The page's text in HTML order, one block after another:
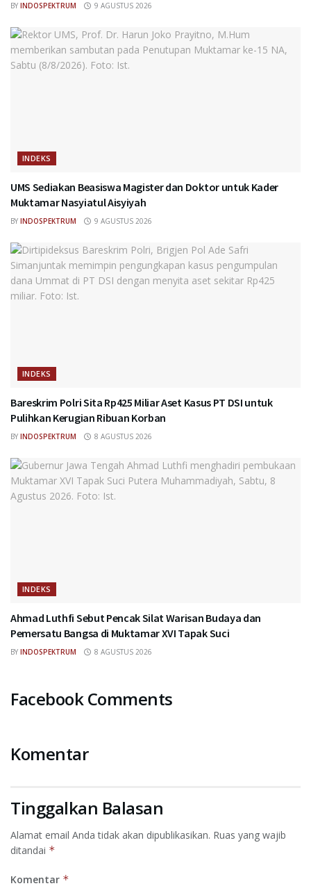
BY INDOSPEKTRUM 9 AGUSTUS 2026
INDEKS
UMS Sediakan Beasiswa Magister dan Doktor untuk Kader
Muktamar Nasyiatul Aisyiyah
BY INDOSPEKTRUM 9 AGUSTUS 2026
INDEKS
Bareskrim Polri Sita Rp425 Miliar Aset Kasus PT DSI untuk
Pulihkan Kerugian Ribuan Korban
BY INDOSPEKTRUM 8 AGUSTUS 2026
INDEKS
Ahmad Luthfi Sebut Pencak Silat Warisan Budaya dan
Pemersatu Bangsa di Muktamar XVI Tapak Suci
BY INDOSPEKTRUM 8 AGUSTUS 2026
Facebook Comments
Komentar
Tinggalkan Balasan
Alamat email Anda tidak akan dipublikasikan. Ruas yang wajib
ditandai *
Komentar *